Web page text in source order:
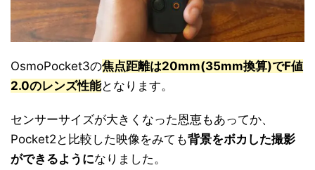
OsmoPocket3の焦点距離は20mm(35mm換算)でF値
2.0のレンズ性能となります。
センサーサイズが大きくなった恩恵もあってか、
Pocket2と比較した映像をみても背景をボカした撮影
ができるようになりました。